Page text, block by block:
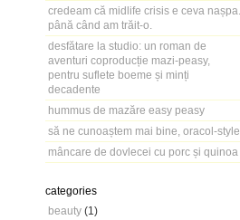
credeam că midlife crisis e ceva nașpa.
până când am trăit-o.
desfătare la studio: un roman de
aventuri coproducție mazi-peasy,
pentru suflete boeme și minți
decadente
hummus de mazăre easy peasy
să ne cunoaștem mai bine, oracol-style
mâncare de dovlecei cu porc și quinoa
categories
beauty (1)